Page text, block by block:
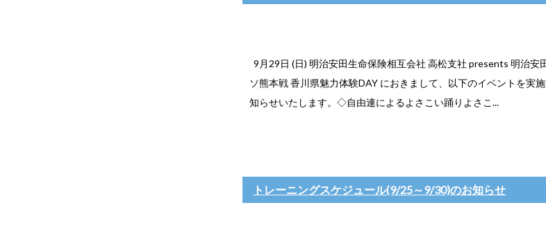
9月29日 (日) 明治安田生命保険相互会社 高松支社 presents 明治安
ソ熊本戦 香川県魅力体験DAY におきまして、以下のイベントを実
知らせいたします。◇自由連によるよさこい踊りよさこ...
トレーニングスケジュール(9/25～9/30)のお知らせ